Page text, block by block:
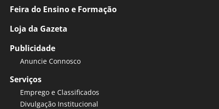
Feira do Ensino e Formação
Loja da Gazeta
Publicidade
Anuncie Connosco
Serviços
Emprego e Classificados
Divulgação Institucional